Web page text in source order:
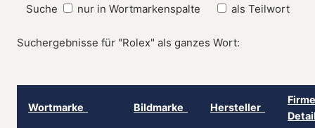
Suche nur in Wortmarkenspalte als Teilwort
Suchergebnisse für "Rolex" als ganzes Wort:
Wortmarke Bildmarke Hersteller